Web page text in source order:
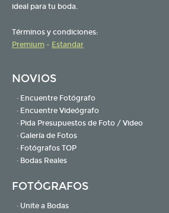
ideal para tu boda.
Términos y condiciones:
Premium - Estandar
NOVIOS
· Encuentre Fotógrafo
· Encuentre Videógrafo
· Pida Presupuestos de Foto / Video
· Galería de Fotos
· Fotógrafos TOP
· Bodas Reales
FOTÓGRAFOS
· Unite a Bodas